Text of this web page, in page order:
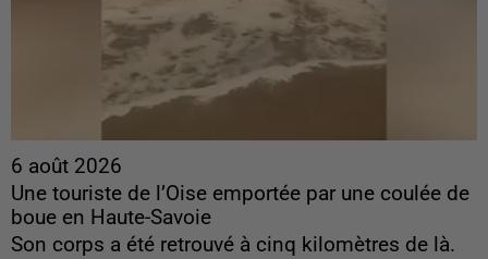
6 août 2026
Une touriste de l’Oise emportée par une coulée de
boue en Haute-Savoie
Son corps a été retrouvé à cinq kilomètres de là.